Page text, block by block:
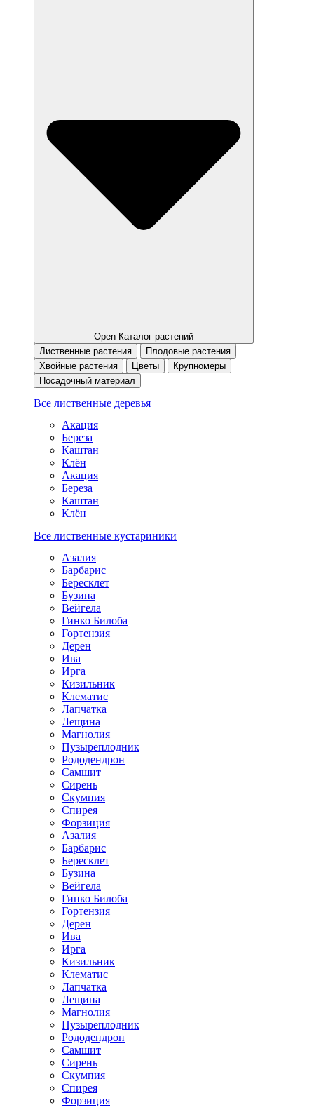
Open Каталог растений
Лиственные растения
Плодовые растения
Хвойные растения
Цветы
Крупномеры
Посадочный материал
Все лиственные деревья
Акация
Береза
Каштан
Клён
Акация
Береза
Каштан
Клён
Все лиственные кустариники
Азалия
Барбарис
Бересклет
Бузина
Вейгела
Гинко Билоба
Гортензия
Дерен
Ива
Ирга
Кизильник
Клематис
Лапчатка
Лещина
Магнолия
Пузыреплодник
Рододендрон
Самшит
Сирень
Скумпия
Спирея
Форзиция
Азалия
Барбарис
Бересклет
Бузина
Вейгела
Гинко Билоба
Гортензия
Дерен
Ива
Ирга
Кизильник
Клематис
Лапчатка
Лещина
Магнолия
Пузыреплодник
Рододендрон
Самшит
Сирень
Скумпия
Спирея
Форзиция